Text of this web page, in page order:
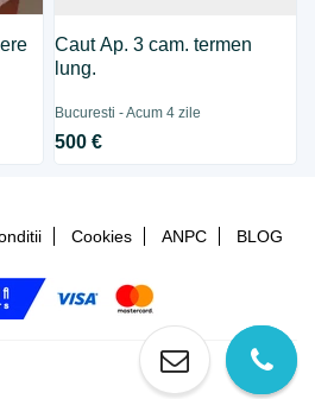
Caut Ap. 3 cam. termen
lung.
Bucuresti - Acum 4 zile
500 €
Cookies ANPC BLOG